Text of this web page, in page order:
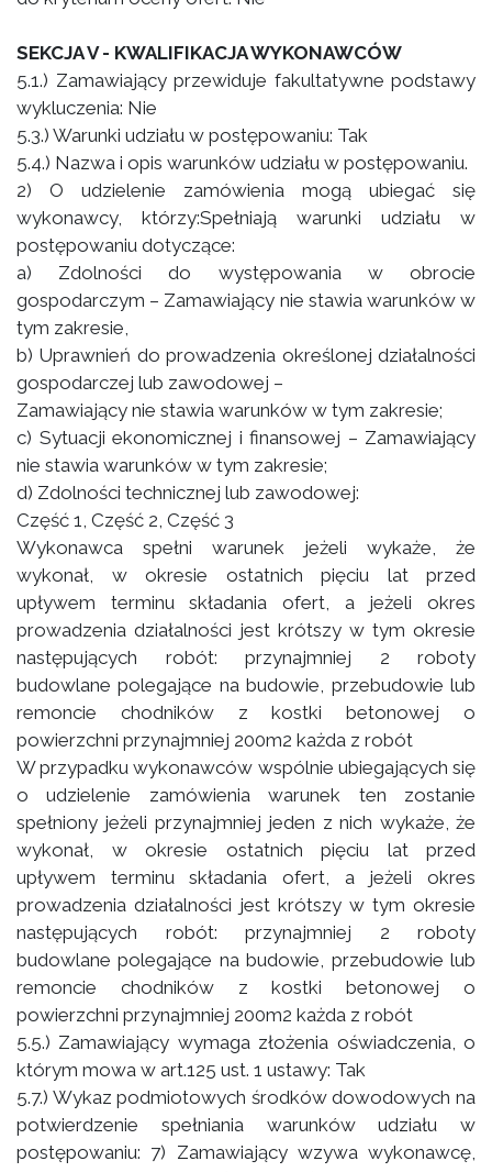
SEKCJA V - KWALIFIKACJA WYKONAWCÓW
5.1.) Zamawiający przewiduje fakultatywne podstawy
wykluczenia: Nie
5.3.) Warunki udziału w postępowaniu: Tak
5.4.) Nazwa i opis warunków udziału w postępowaniu.
2) O udzielenie zamówienia mogą ubiegać się
wykonawcy, którzy:Spełniają warunki udziału w
postępowaniu dotyczące:
a) Zdolności do występowania w obrocie
gospodarczym – Zamawiający nie stawia warunków w
tym zakresie,
b) Uprawnień do prowadzenia określonej działalności
gospodarczej lub zawodowej –
Zamawiający nie stawia warunków w tym zakresie;
c) Sytuacji ekonomicznej i finansowej – Zamawiający
nie stawia warunków w tym zakresie;
d) Zdolności technicznej lub zawodowej:
Część 1, Część 2, Część 3
Wykonawca spełni warunek jeżeli wykaże, że
wykonał, w okresie ostatnich pięciu lat przed
upływem terminu składania ofert, a jeżeli okres
prowadzenia działalności jest krótszy w tym okresie
następujących robót: przynajmniej 2 roboty
budowlane polegające na budowie, przebudowie lub
remoncie chodników z kostki betonowej o
powierzchni przynajmniej 200m2 każda z robót
W przypadku wykonawców wspólnie ubiegających się
o udzielenie zamówienia warunek ten zostanie
spełniony jeżeli przynajmniej jeden z nich wykaże, że
wykonał, w okresie ostatnich pięciu lat przed
upływem terminu składania ofert, a jeżeli okres
prowadzenia działalności jest krótszy w tym okresie
następujących robót: przynajmniej 2 roboty
budowlane polegające na budowie, przebudowie lub
remoncie chodników z kostki betonowej o
powierzchni przynajmniej 200m2 każda z robót
5.5.) Zamawiający wymaga złożenia oświadczenia, o
którym mowa w art.125 ust. 1 ustawy: Tak
5.7.) Wykaz podmiotowych środków dowodowych na
potwierdzenie spełniania warunków udziału w
postępowaniu: 7) Zamawiający wzywa wykonawcę,